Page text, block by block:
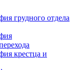
грудного отдела
крестца и